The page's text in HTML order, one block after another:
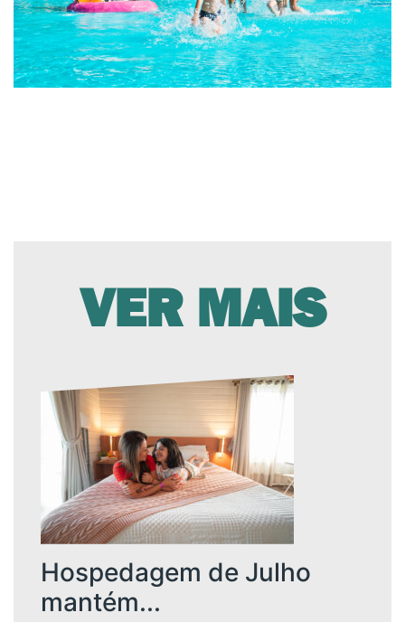
VER MAIS
Hospedagem de Julho
mantém...